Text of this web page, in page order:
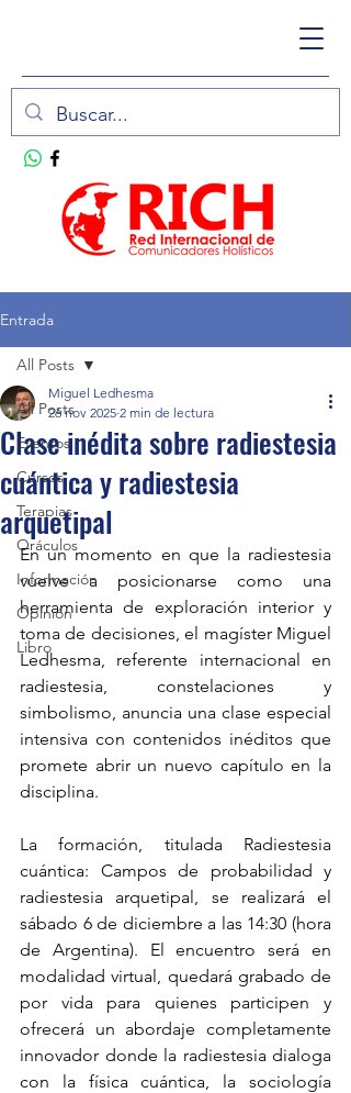
Entrada
All Posts
Eventos
Cursos
Terapias
Oráculos
Información
Opinión
Libro
All Posts
Clase inédita sobre radiestesia
cuántica y radiestesia
arquetipal
Miguel Ledhesma
26 nov 2025 2 min de lectura
En un momento en que la radiestesia
vuelve a posicionarse como una
herramienta de exploración interior y
toma de decisiones, el magíster Miguel
Ledhesma, referente internacional en
radiestesia, constelaciones y
simbolismo, anuncia una clase especial
intensiva con contenidos inéditos que
promete abrir un nuevo capítulo en la
disciplina.
La formación, titulada Radiestesia
cuántica: Campos de probabilidad y
radiestesia arquetipal, se realizará el
sábado 6 de diciembre a las 14:30 (hora
de Argentina). El encuentro será en
modalidad virtual, quedará grabado de
por vida para quienes participen y
ofrecerá un abordaje completamente
innovador donde la radiestesia dialoga
con la física cuántica, la sociología